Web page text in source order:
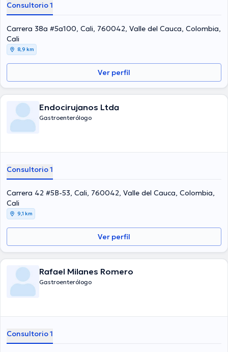
Consultorio 1
Carrera 38a #5a100, Cali, 760042, Valle del Cauca, Colombia,
Cali
8,9 km
Ver perfil
Endocirujanos Ltda
Gastroenterólogo
Consultorio 1
Carrera 42 #5B-53, Cali, 760042, Valle del Cauca, Colombia,
Cali
9,1 km
Ver perfil
Rafael Milanes Romero
Gastroenterólogo
Consultorio 1